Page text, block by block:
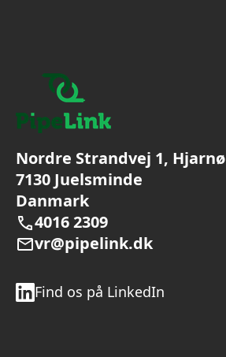
Nordre Strandvej 1, Hjarnø
7130 Juelsminde
Danmark
4016 2309
vr@pipelink.dk
Find os på LinkedIn